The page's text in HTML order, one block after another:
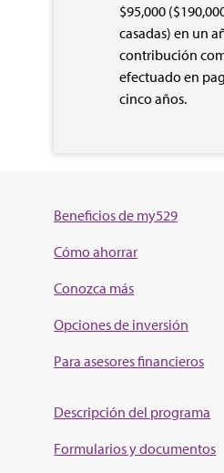
$95,000
casadas) en un
contribución
efectuado en
cinco años.
Beneficios de my529
Cómo ahorrar
Conozca más
Opciones de inversión
Para asesores financieros
Descripción del programa
Formularios y documentos